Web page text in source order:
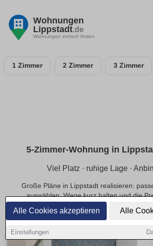
Alle Cookies akzeptieren Alle
Einstellungen
Wohnungen
Lippstadt.de
Wohnungen einfach finden
1 Zimmer 2 Zimmer 3 Zimmer
5-Zimmer-Wohnung in
Viel Platz · ruhige Lage ·
Große Pläne in Lippstadt realisieren:
auswählen, Wege kurz halten und die
Budget sichern.